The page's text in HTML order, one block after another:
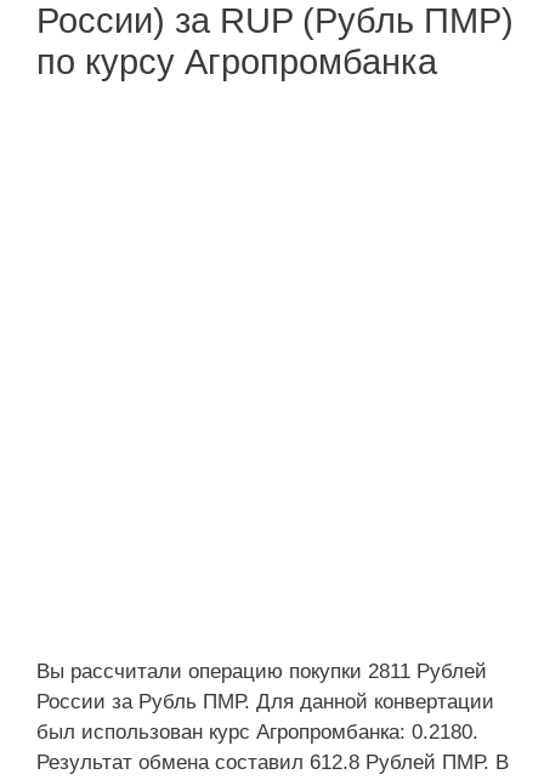
России) за RUP (Рубль ПМР)
по курсу Агропромбанка
Вы рассчитали операцию покупки 2811 Рублей
России за Рубль ПМР. Для данной конвертации
был использован курс Агропромбанка: 0.2180.
Результат обмена составил 612.8 Рублей ПМР. В